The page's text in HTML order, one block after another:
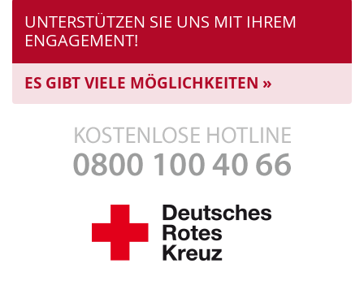
UNTERSTÜTZEN SIE UNS MIT IHREM
ENGAGEMENT!
ES GIBT VIELE MÖGLICHKEITEN »